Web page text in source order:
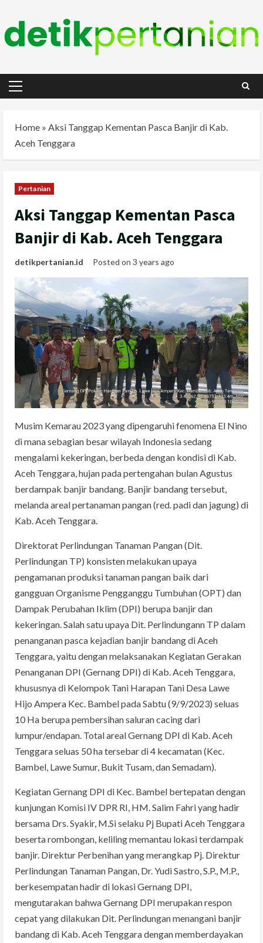
content
Primary
Home » Aksi Tanggap Kementan Pasca Banjir di Kab.
Aceh Tenggara
Pertanian
Aksi Tanggap Kementan Pasca
Banjir di Kab. Aceh Tenggara
detikpertanian.id Posted on 3 years ago
Musim Kemarau 2023 yang dipengaruhi fenomena El Nino
di mana sebagian besar wilayah Indonesia sedang
mengalami kekeringan, berbeda dengan kondisi di Kab.
Aceh Tenggara, hujan pada pertengahan bulan Agustus
berdampak banjir bandang. Banjir bandang tersebut,
melanda areal pertanaman pangan (red. padi dan jagung) di
Kab. Aceh Tenggara.
Direktorat Perlindungan Tanaman Pangan (Dit.
Perlindungan TP) konsisten melakukan upaya
pengamanan produksi tanaman pangan baik dari
gangguan Organisme Pengganggu Tumbuhan (OPT) dan
Dampak Perubahan Iklim (DPI) berupa banjir dan
kekeringan. Salah satu upaya Dit. Perlindungann TP dalam
penanganan pasca kejadian banjir bandang di Aceh
Tenggara, yaitu dengan melaksanakan Kegiatan Gerakan
Penanganan DPI (Gernang DPI) di Kab. Aceh Tenggara,
khususnya di Kelompok Tani Harapan Tani Desa Lawe
Hijo Ampera Kec. Bambel pada Sabtu (9/9/2023) seluas
10 Ha berupa pembersihan saluran cacing dari
lumpur/endapan. Total areal Gernang DPI di Kab. Aceh
Tenggara seluas 50 ha tersebar di 4 kecamatan (Kec.
Bambel, Lawe Sumur, Bukit Tusam, dan Semadam).
Kegiatan Gernang DPI di Kec. Bambel bertepatan dengan
kunjungan Komisi IV DPR RI, HM. Salim Fahri yang hadir
bersama Drs. Syakir, M.Si selaku Pj Bupati Aceh Tenggara
beserta rombongan, keliling memantau lokasi terdampak
banjir. Direktur Perbenihan yang merangkap Pj. Direktur
Perlindungan Tanaman Pangan, Dr. Yudi Sastro, S.P., M.P.,
berkesempatan hadir di lokasi Gernang DPI,
mengutarakan bahwa Gernang DPI merupakan respon
cepat yang dilakukan Dit. Perlindungan menangani banjir
bandang di Kab. Aceh Tenggara dengan memberdayakan